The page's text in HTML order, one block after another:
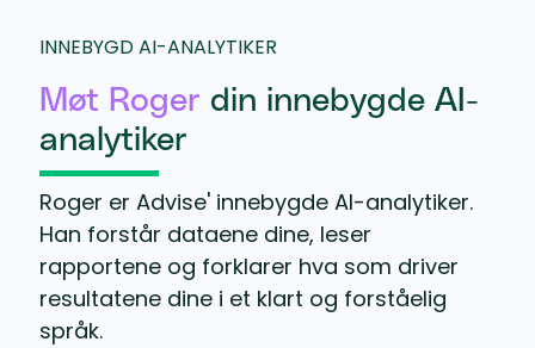
INNEBYGD AI-ANALYTIKER
Møt Roger din innebygde AI-
analytiker
Roger er Advise' innebygde AI-analytiker.
Han forstår dataene dine, leser
rapportene og forklarer hva som driver
resultatene dine i et klart og forståelig
språk.